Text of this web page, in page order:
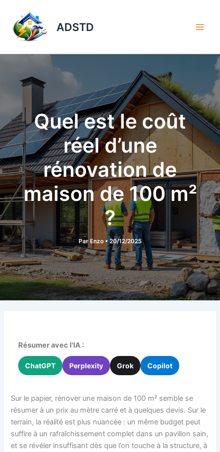
contenu
ADSTD
Quel est le coût
réel d’une
rénovation de
maison de 100 m²
?
Par Enzo •20/12/2025
Résumer avec l'IA :
ChatGPT Perplexity Grok Copilot
Sur le papier, rénover une maison de 100 m² semble se
résumer à un prix au mètre carré et à quelques devis. Sur le
terrain, la réalité est plus nuancée : un même budget peut
suffire à un rafraîchissement complet dans un pavillon sain,
et se révéler insuffisant dès que l’on touche à la structure, à